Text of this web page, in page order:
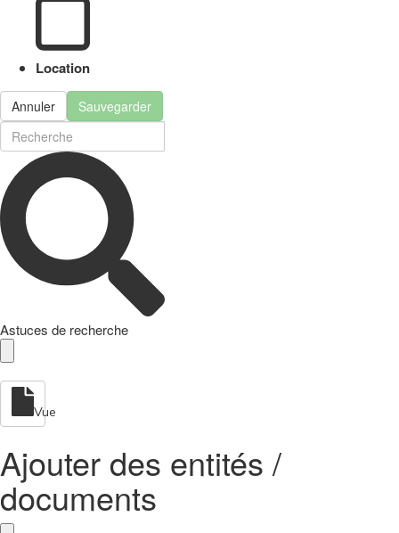
Location
Annuler Sauvegarder
Astuces de recherche
Vue
Ajouter des entités /
documents